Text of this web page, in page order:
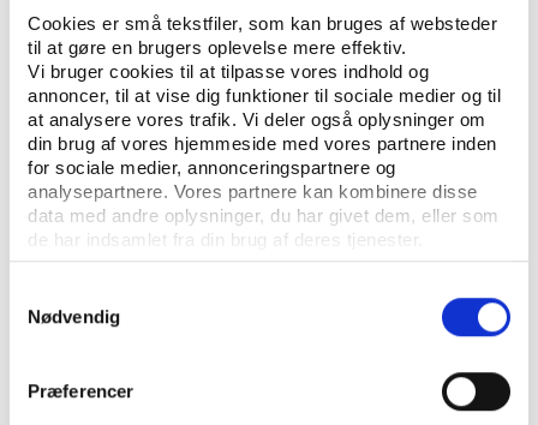
Cookies er små tekstfiler, som kan bruges af websteder
til at gøre en brugers oplevelse mere effektiv.
Vi bruger cookies til at tilpasse vores indhold og
annoncer, til at vise dig funktioner til sociale medier og til
at analysere vores trafik. Vi deler også oplysninger om
din brug af vores hjemmeside med vores partnere inden
for sociale medier, annonceringspartnere og
analysepartnere. Vores partnere kan kombinere disse
data med andre oplysninger, du har givet dem, eller som
de har indsamlet fra din brug af deres tjenester.
Nødvendig
Præferencer
ÅBN RAPPORT
UDGIVER: SOCIALFORSKNINGSINSTITUTTET (SFI)
REKVIRENT: SPILLEMYNDIGHEDEN I SKATTEMINISTERIET
ANTAL SIDER: 81
ISBN: 87-7487-811-5